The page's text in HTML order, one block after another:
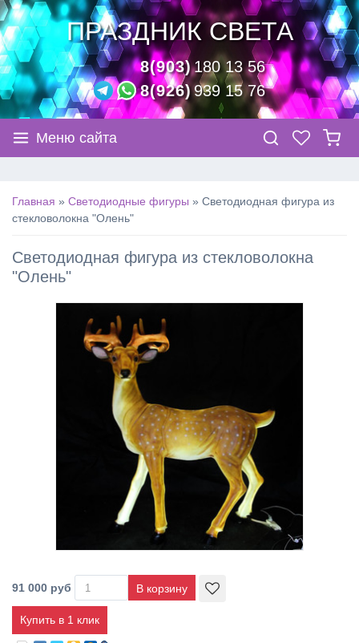
ПРАЗДНИК СВЕТА
8(903)180 13 56
8(926)939 15 76
Меню сайта
Главная » Светодиодные фигуры » Светодиодная фигура из
стекловолокна "Олень"
Светодиодная фигура из стекловолокна
"Олень"
91 000 руб
Купить в 1 клик